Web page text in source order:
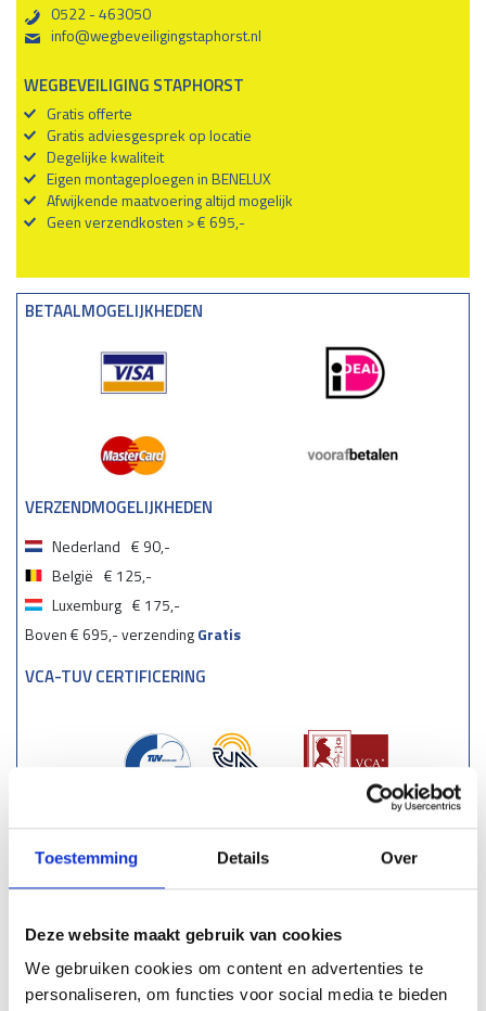
Toestemming Details Over
Deze website maakt gebruik van cookies
We gebruiken cookies om content en advertenties te
personaliseren, om functies voor social media te bieden
b 0522 - 463050
% info@wegbeveiligingstaphorst.nl
WEGBEVEILIGING STAPHORST
Gratis offerte
Gratis adviesgesprek op locatie
Degelijke kwaliteit
Eigen montageploegen in BENELUX
Afwijkende maatvoering altijd mogelijk
Geen verzendkosten > € 695,-
BETAALMOGELIJKHEDEN
VERZENDMOGELIJKHEDEN
Nederland € 90,-
België € 125,-
Luxemburg € 175,-
Boven € 695,- verzendingGratis
VCA-TUV CERTIFICERING